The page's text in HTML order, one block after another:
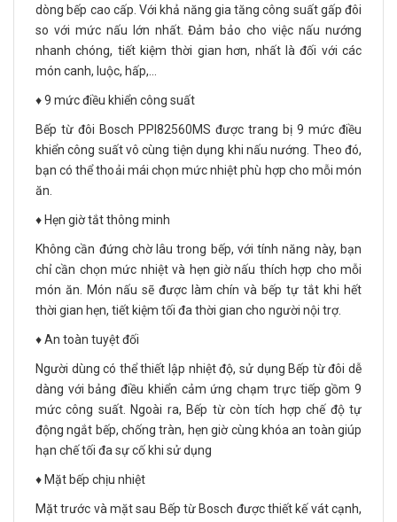
dòng bếp cao cấp. Với khả năng gia tăng công suất gấp đôi
so với mức nấu lớn nhất. Đảm bảo cho việc nấu nướng
nhanh chóng, tiết kiệm thời gian hơn, nhất là đối với các
món canh, luộc, hấp,...
♦️ 9 mức điều khiển công suất
Bếp từ đôi Bosch PPI82560MS được trang bị 9 mức điều
khiển công suất vô cùng tiện dụng khi nấu nướng. Theo đó,
bạn có thể thoải mái chọn mức nhiệt phù hợp cho mỗi món
ăn.
♦️ Hẹn giờ tắt thông minh
Không cần đứng chờ lâu trong bếp, với tính năng này, bạn
chỉ cần chọn mức nhiệt và hẹn giờ nấu thích hợp cho mỗi
món ăn. Món nấu sẽ được làm chín và bếp tự tắt khi hết
thời gian hẹn, tiết kiệm tối đa thời gian cho người nội trợ.
♦️ An toàn tuyệt đối
Người dùng có thể thiết lập nhiệt độ, sử dụng Bếp từ đôi dễ
dàng với bảng điều khiển cảm ứng chạm trực tiếp gồm 9
mức công suất. Ngoài ra, Bếp từ còn tích hợp chế độ tự
động ngắt bếp, chống tràn, hẹn giờ cùng khóa an toàn giúp
hạn chế tối đa sự cố khi sử dụng
♦️ Mặt bếp chịu nhiệt
Mặt trước và mặt sau Bếp từ Bosch được thiết kế vát cạnh,